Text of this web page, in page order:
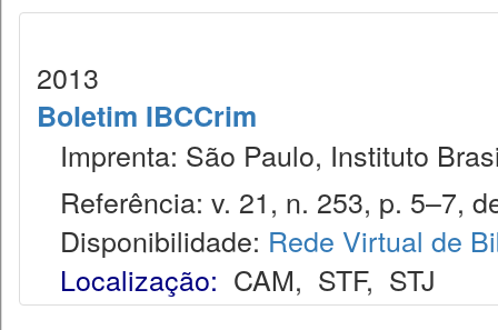
2013
Boletim IBCCrim
Imprenta: São Paulo, Instituto
Referência: v. 21, n. 253, p. 5–7,
Disponibilidade: Rede Virtual de
Localização: CAM, STF, STJ